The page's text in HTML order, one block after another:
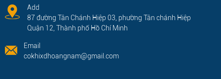
Add
87 đường Tân Chánh Hiệp 03, phường Tân chánh Hiệp
Quận 12, Thành phố Hồ Chí Minh
Email
cokhixdhoangnam@gmail.com